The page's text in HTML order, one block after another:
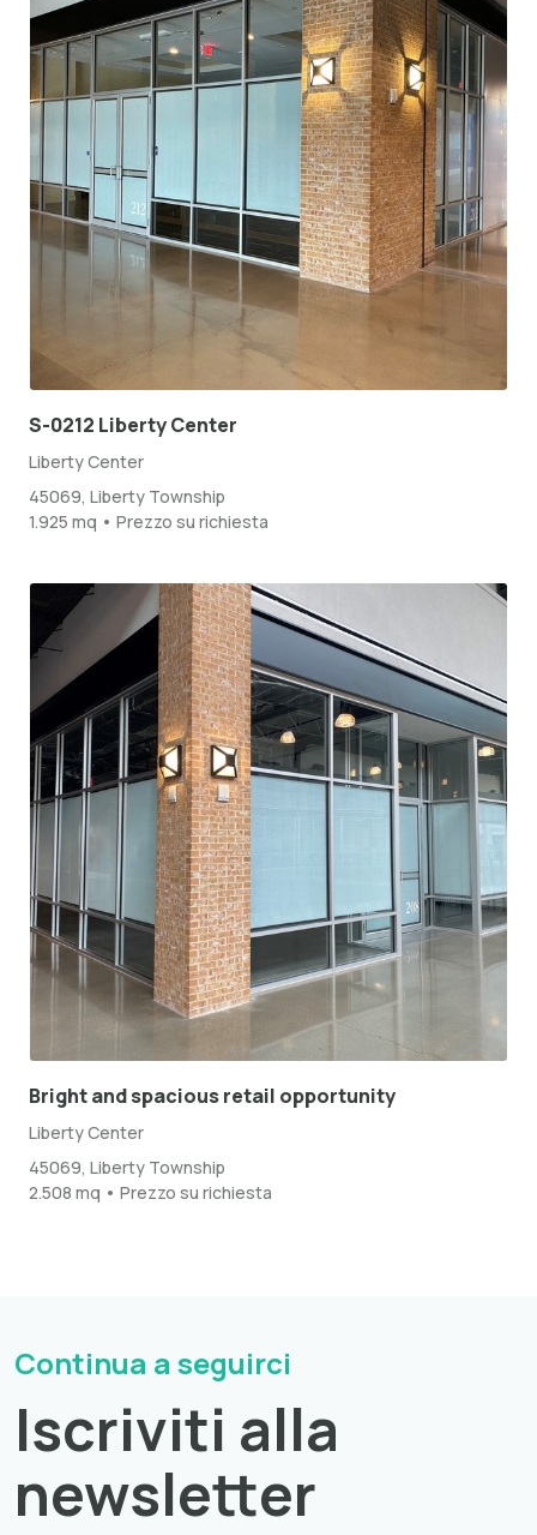
S-0212 Liberty Center
Liberty Center
45069, Liberty Township
1.925 mq • Prezzo su richiesta
Bright and spacious retail opportunity
Liberty Center
45069, Liberty Township
2.508 mq • Prezzo su richiesta
Continua a seguirci
Iscriviti alla
newsletter